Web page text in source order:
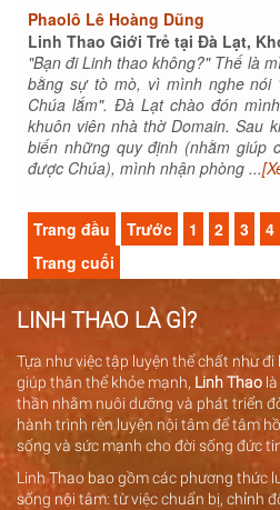
Phaolô Lê Hoàng Dũng
Linh Thao Giới Trẻ tại Đà Lạt,
"Bạn đi Linh thao không?" Thế là
bằng sự tò mò, vì mình nghe nói
Chúa lắm". Đà Lạt chào đón
khuôn viên nhà thờ Domain. Sau
biến những quy định (nhằm giúp
được Chúa), mình nhận phòng ...
Trang đầu Trước 1 2 3 4
Trang cuối
LINH THAO LÀ GÌ?
Tựa như việc tập luyện thể chất như
giúp thân thể khỏe mạnh, Linh Thao
thần nhằm nuôi dưỡng và phát triển
hành trình rèn luyện nội tâm để tâm
sống và sức mạnh cho đời sống đức
Linh Thao bao gồm các phương thức
sống nội tâm: từ việc chuẩn bị, chỉnh